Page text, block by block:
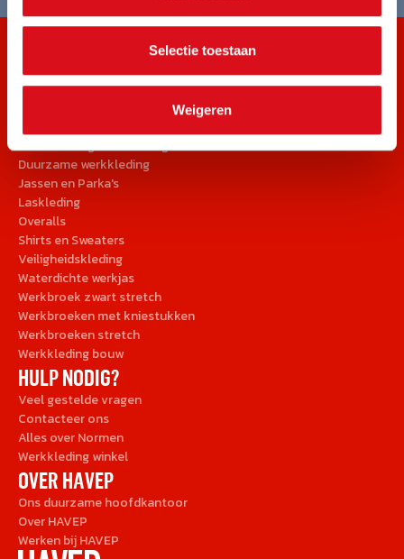
Selectie toestaan
Weigeren
ONZE PRODUCTEN
Brandvertragende kleding
Duurzame werkkleding
Jassen en Parka's
Laskleding
Overalls
Shirts en Sweaters
Veiligheidskleding
Waterdichte werkjas
Werkbroek zwart stretch
Werkbroeken met kniestukken
Werkbroeken stretch
Werkkleding bouw
HULP NODIG?
Veel gestelde vragen
Contacteer ons
Alles over Normen
Werkkleding winkel
OVER HAVEP
Ons duurzame hoofdkantoor
Over HAVEP
Werken bij HAVEP